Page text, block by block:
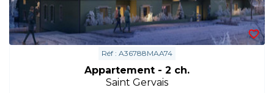
Réf : A36788MAA74
Appartement - 2 ch.
Saint Gervais